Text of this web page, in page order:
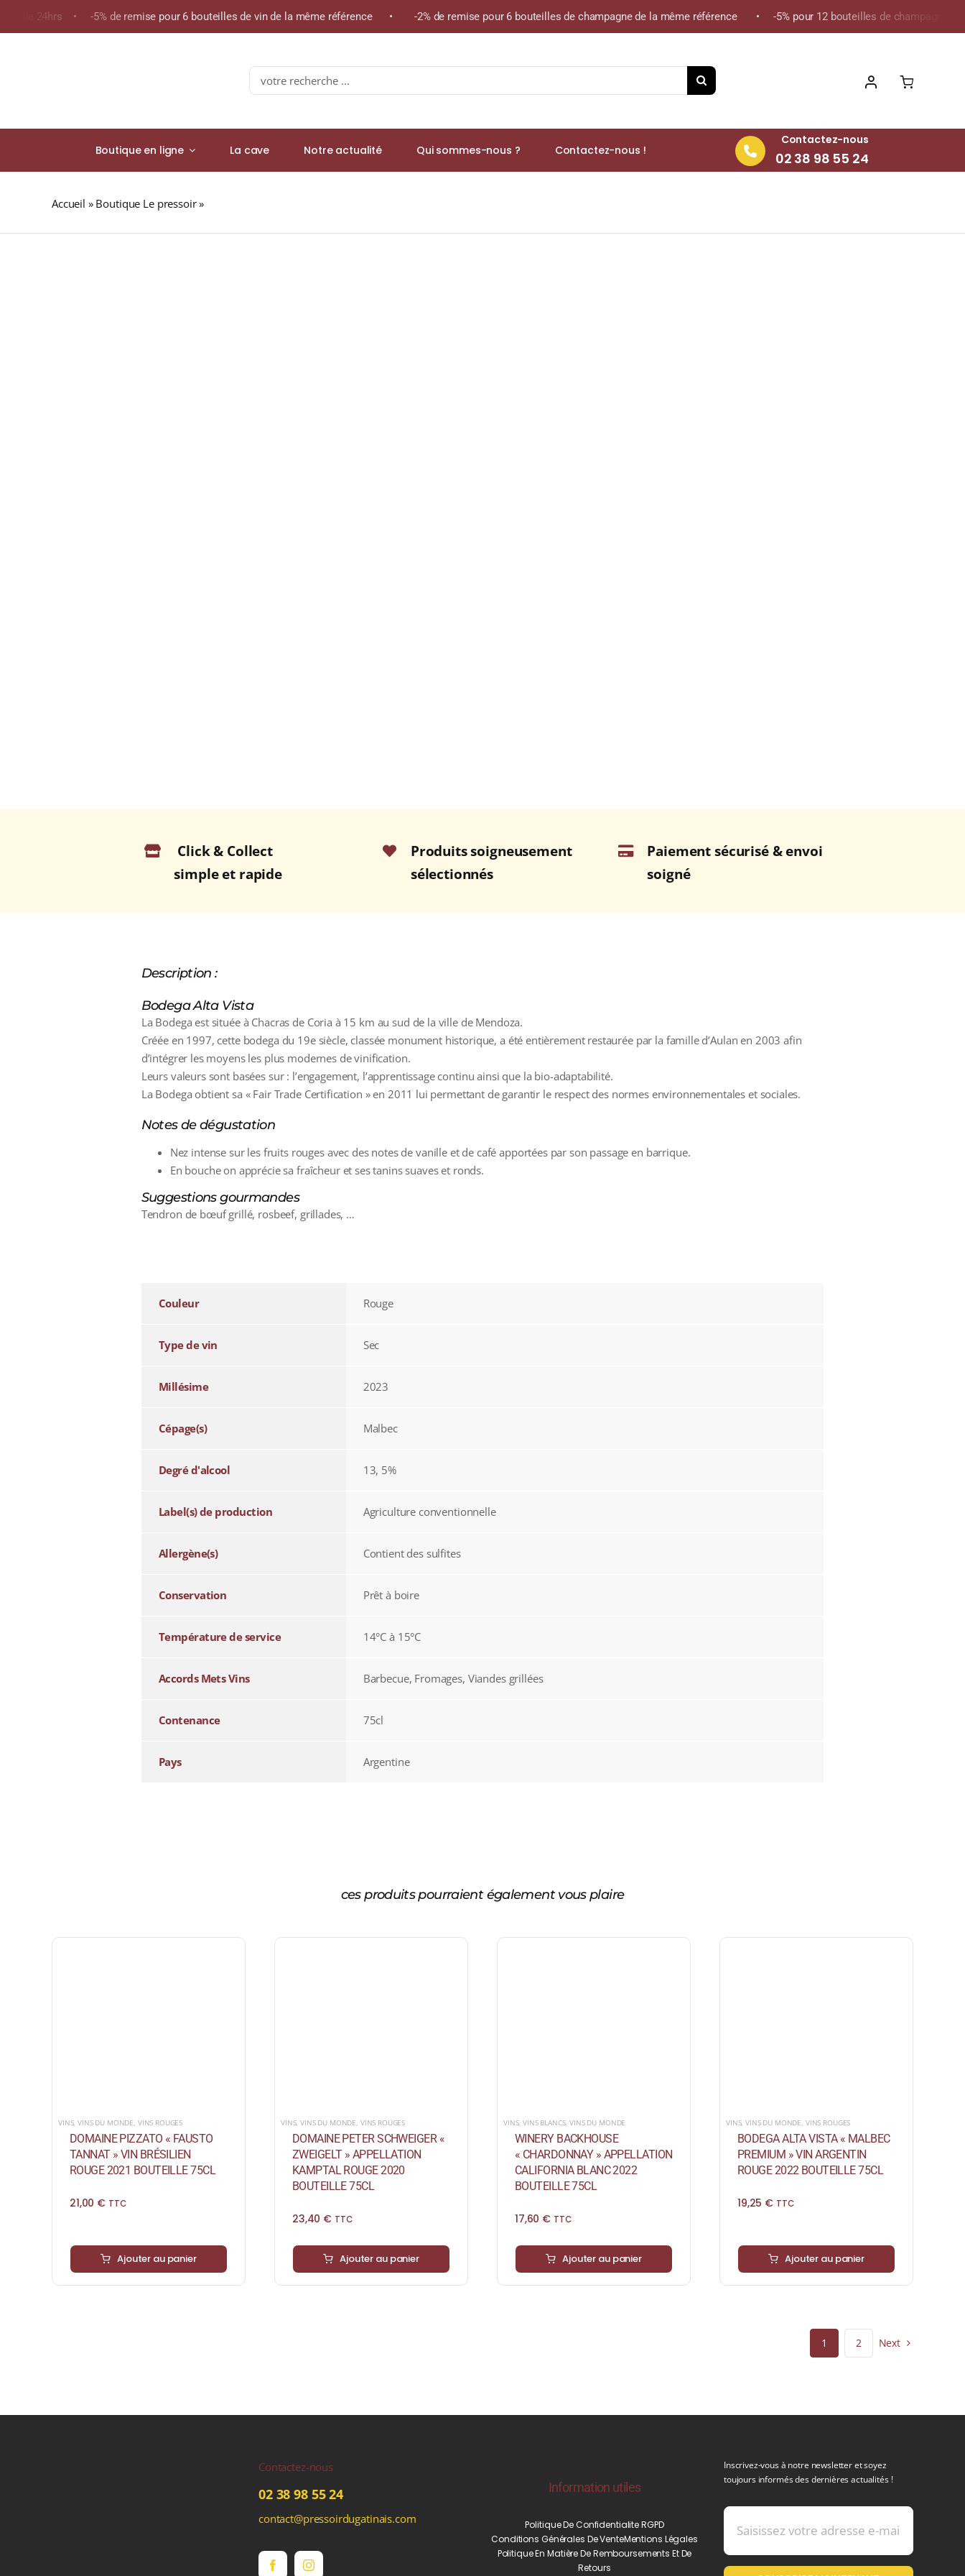
24hrs • -5% de remise pour 6 bouteilles de vin de la même référence • -2% de remise pour 6 bouteilles de champagne de la même référence • -5% pour 12 bouteilles de champagne de la
Search
for:
Boutique en ligne La cave Notre actualité Qui sommes-nous ? Contactez-nous !
Contactez-nous
02 38 98 55 24
Accueil » Boutique Le pressoir»
Click & Collect
simple et rapide
Produits soigneusement
sélectionnés
Paiement sécurisé & envoi
soigné
Description :
Bodega Alta Vista
La Bodega est située à Chacras de Coria à 15 km au sud de la ville de Mendoza.
Créée en 1997, cette bodega du 19e siècle, classée monument historique, a été entièrement restaurée par la famille d’Aulan en 2003 afin
d’intégrer les moyens les plus modernes de vinification.
Leurs valeurs sont basées sur : l’engagement, l’apprentissage continu ainsi que la bio-adaptabilité.
La Bodega obtient sa « Fair Trade Certification » en 2011 lui permettant de garantir le respect des normes environnementales et sociales.
Notes de dégustation
Nez intense sur les fruits rouges avec des notes de vanille et de café apportées par son passage en barrique.
En bouche on apprécie sa fraîcheur et ses tanins suaves et ronds.
Suggestions gourmandes
Tendron de bœuf grillé, rosbeef, grillades, …
Couleur Rouge
Type de vin Sec
Millésime 2023
Cépage(s) Malbec
Degré d'alcool 13, 5%
Label(s) de production Agriculture conventionnelle
Allergène(s) Contient des sulfites
Conservation Prêt à boire
Température de service 14°C à 15°C
Accords Mets Vins Barbecue, Fromages, Viandes grillées
Contenance 75cl
Pays Argentine
ces produits pourraient également vous plaire
VINS,VINS DU MONDE VINS ROUGES
DOMAINE PIZZATO « FAUSTO
TANNAT » VIN BRÉSILIEN
ROUGE 2021 BOUTEILLE 75CL
21,00 € TTC
Ajouter au panier
VINS,VINS DU MONDE VINS ROUGES
DOMAINE PETER SCHWEIGER «
ZWEIGELT » APPELLATION
KAMPTAL ROUGE 2020
BOUTEILLE 75CL
23,40 € TTC
Ajouter au panier
VINS,VINS BLANCS,VINS DU MONDE
WINERY BACKHOUSE
« CHARDONNAY » APPELLATION
CALIFORNIA BLANC 2022
BOUTEILLE 75CL
17,60 € TTC
Ajouter au panier
VINS,VINS DU MONDE VINS ROUGES
BODEGA ALTA VISTA « MALBEC
PREMIUM » VIN ARGENTIN
ROUGE 2022 BOUTEILLE 75CL
19,25 € TTC
Ajouter au panier
1 2 Next
Contactez-nous
02 38 98 55 24
contact@pressoirdugatinais.com
Information utiles
Politique De Confidentialite RGPD
Conditions Générales De VenteMentions Légales
Politique En Matière De Remboursements Et De
Retours
Inscrivez-vous à notre newsletter et soyez
toujours informés des dernières actualités !